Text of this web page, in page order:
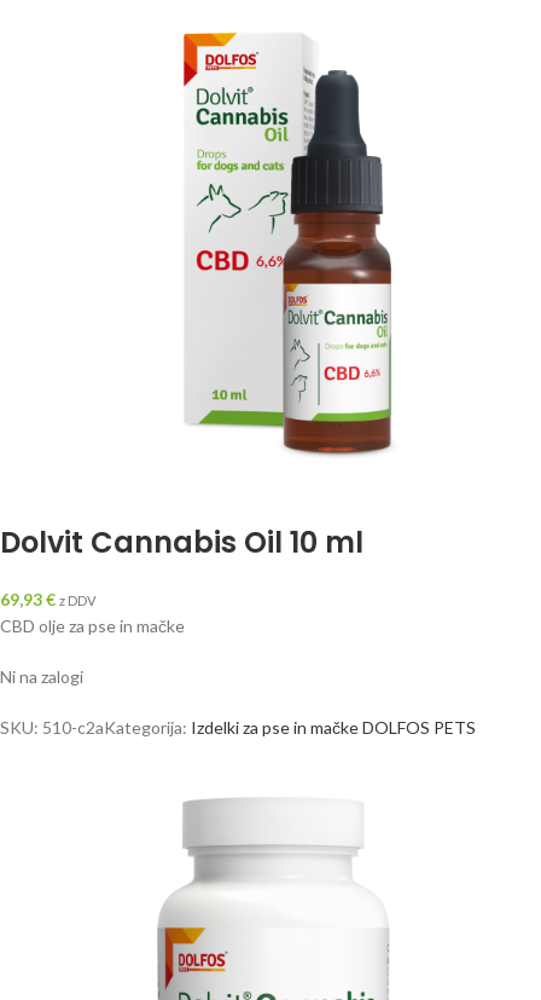
Dolvit Cannabis Oil 10 ml
69,93€ z DDV
CBD olje za pse in mačke
Ni na zalogi
SKU: 510-c2aKategorija: Izdelki za pse in mačke DOLFOS PETS